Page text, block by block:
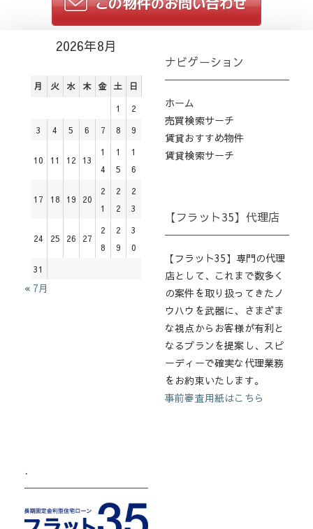
2026年8月
月 火 水 木 金 土 日
1
2
3
4 5 6 7 8 9
10 11 12 13
1
4
1
5
1
6
17 18 19 20
2
1
2
2
2
3
24 25 26 27
2
8
2
9
3
0
31
« 7月
ナビゲーション
ホーム
売買検索サーチ
賃貸おすすめ物件
賃貸検索サーチ
【フラット35】代理店
【フラット35】専門の代理
店として、これまで数多く
の案件を取り扱ってきたノ
ウハウを武器に、さまざま
な視点からお客様が有利と
なるプランを提案し、スピ
ーディーで確実な代理業務
をお約束いたします。
事前審査用紙はこちら
.